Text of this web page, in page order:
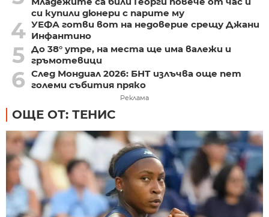
си купили дюнери с парите му
4 УЕФА готви вот на недоверие срещу Джани
Инфантино
5 До 38° утре, на места ще има валежи и
гръмотевици
6 След Мондиал 2026: БНТ излъчва още пет
големи събития пряко
Реклама
ОЩЕ ОТ: ТЕНИС